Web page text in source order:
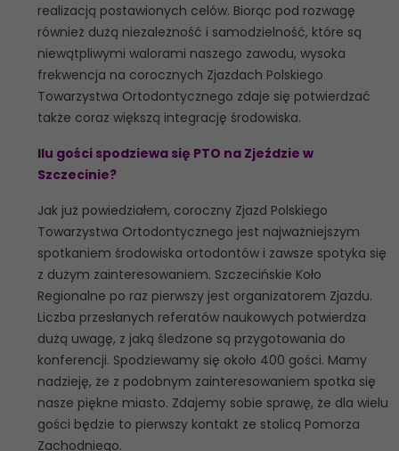
realizacją postawionych celów. Biorąc pod rozwagę
również dużą niezależność i samodzielność, które są
niewątpliwymi walorami naszego zawodu, wysoka
frekwencja na corocznych Zjazdach Polskiego
Towarzystwa Ortodontycznego zdaje się potwierdzać
także coraz większą integrację środowiska.
Ilu gości spodziewa się PTO na Zjeździe w
Szczecinie?
Jak już powiedziałem, coroczny Zjazd Polskiego
Towarzystwa Ortodontycznego jest najważniejszym
spotkaniem środowiska ortodontów i zawsze spotyka się
z dużym zainteresowaniem. Szczecińskie Koło
Regionalne po raz pierwszy jest organizatorem Zjazdu.
Liczba przesłanych referatów naukowych potwierdza
dużą uwagę, z jaką śledzone są przygotowania do
konferencji. Spodziewamy się około 400 gości. Mamy
nadzieję, że z podobnym zainteresowaniem spotka się
nasze piękne miasto. Zdajemy sobie sprawę, że dla wielu
gości będzie to pierwszy kontakt ze stolicą Pomorza
Zachodniego.